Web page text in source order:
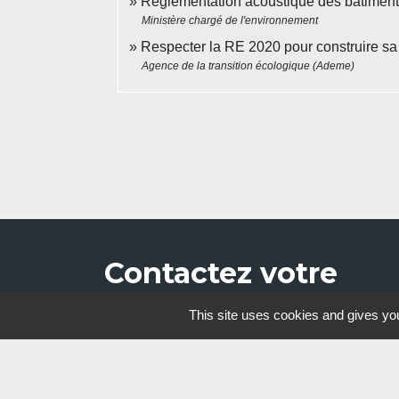
Ministère chargé de l'environnement
Respecter la RE 2020 pour construire
Agence de la transition écologique (Ademe)
Contactez votre
mairieThis site uses cookies and gives